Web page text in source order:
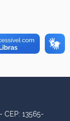
CEP: 13565-